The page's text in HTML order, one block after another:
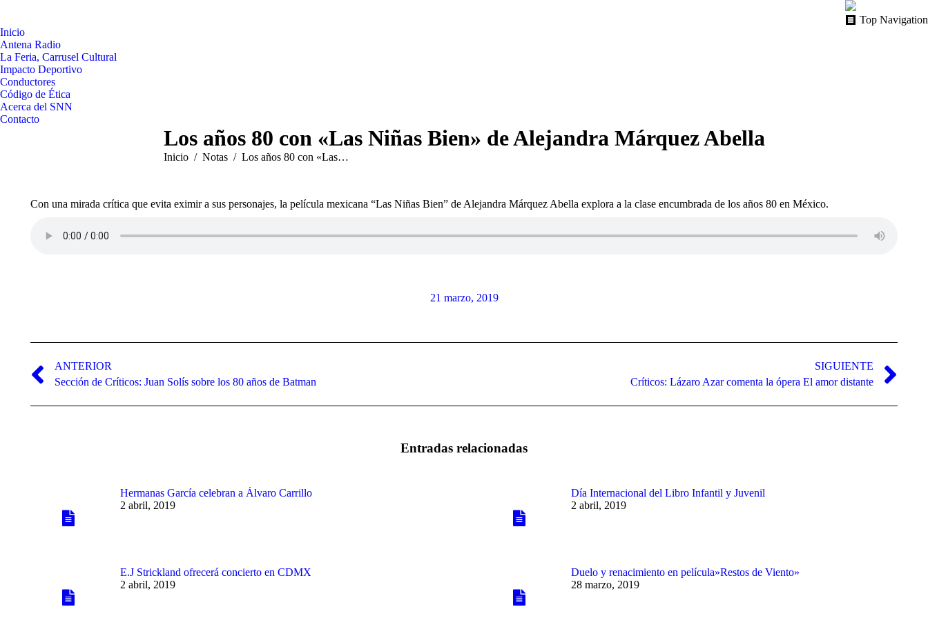
Top Navigation
Inicio
Antena Radio
La Feria, Carrusel Cultural
Impacto Deportivo
Conductores
Código de Ética
Acerca del SNN
Contacto
Los años 80 con «Las Niñas Bien» de Alejandra Márquez Abella
Estás aquí:
Inicio Notas Los años 80 con «Las…
Con una mirada crítica que evita eximir a sus personajes, la película mexicana “Las Niñas Bien” de Alejandra Márquez Abella explora a la clase encumbrada de los años 80 en México.
21 marzo, 2019
entre
publicaciones
ANTERIOR
Publicación
Sección de Críticos: Juan Solís sobre los 80 años de Batman
SIGUIENTE
Críticos: Lázaro Azar comenta la ópera El amor distante
Entradas relacionadas
Hermanas García celebran a Álvaro Carrillo
2 abril, 2019
Día Internacional del Libro Infantil y Juvenil
2 abril, 2019
E.J Strickland ofrecerá concierto en CDMX
2 abril, 2019
Duelo y renacimiento en película»Restos de Viento»
28 marzo, 2019